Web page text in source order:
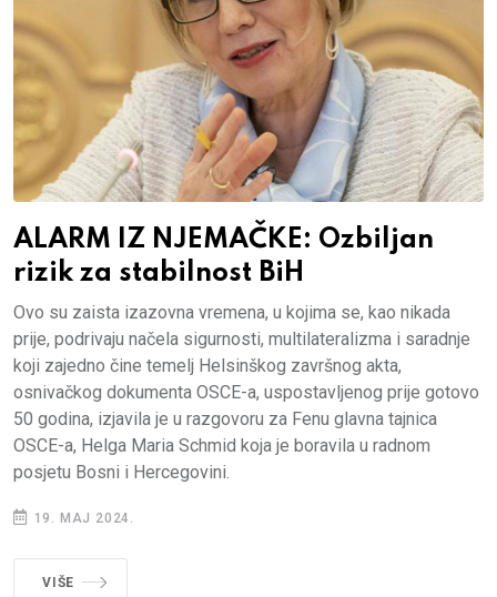
ALARM IZ NJEMAČKE: Ozbiljan
rizik za stabilnost BiH
Ovo su zaista izazovna vremena, u kojima se, kao nikada
prije, podrivaju načela sigurnosti, multilateralizma i saradnje
koji zajedno čine temelj Helsinškog završnog akta,
osnivačkog dokumenta OSCE-a, uspostavljenog prije gotovo
50 godina, izjavila je u razgovoru za Fenu glavna tajnica
OSCE-a, Helga Maria Schmid koja je boravila u radnom
posjetu Bosni i Hercegovini.
19. MAJ 2024.
VIŠE